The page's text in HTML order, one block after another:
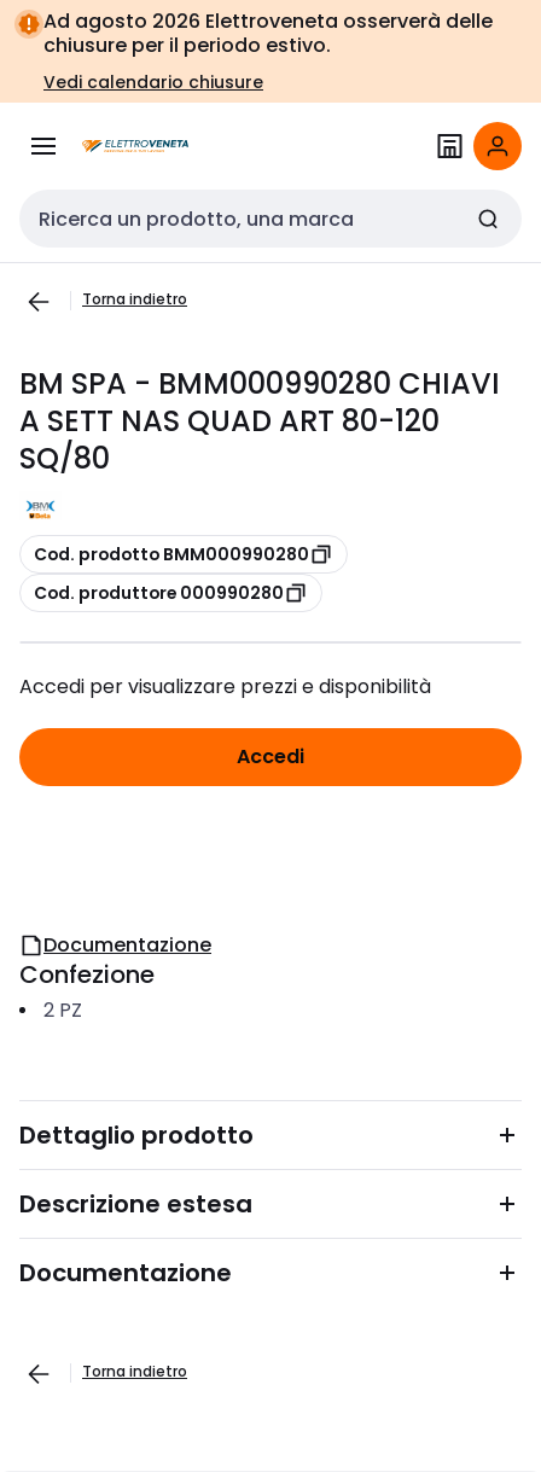
Vai alla
navigazione
Vai
alla
pagina
Ad agosto 2026 Elettroveneta osserverà delle
chiusure per il periodo estivo.
Vedi calendario chiusure
Cerca input
Torna indietro
BM SPA - BMM000990280 CHIAVI
A SETT NAS QUAD ART 80-120
SQ/80
copia
Cod. prodotto BMM000990280
copia
Cod. produttore 000990280
Accedi per visualizzare prezzi e disponibilità
Accedi
Documentazione
Confezione
2 PZ
Dettaglio prodotto
Descrizione estesa
Documentazione
Torna indietro